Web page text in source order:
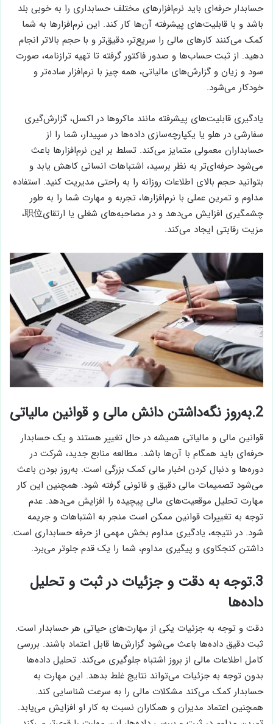
حسابدار حرفه‌ای باید نرم‌افزارهای مختلف حسابداری را به خوبی بلد
باشد و با قابلیت‌های پیشرفته آن‌ها کار کند. این نرم‌افزارها به شما
کمک می‌کنند کارهای مالی را سریع‌تر، دقیق‌تر و با حجم بالاتر انجام
دهید. از ثبت حساب‌ها و صدور فاکتور گرفته تا تهیه ترازنامه، صورت
سود و زیان و گزارش‌های مالیاتی، همه چیز با نرم‌افزار ساده‌تر و
خودکار می‌شود.
یادگیری قابلیت‌های پیشرفته مانند ماکروها در اکسل، گزارش‌گیری
سفارشی در هلو یا یکپارچه‌سازی داده‌ها در سپیدار، شما را از
حسابداران معمولی متمایز می‌کند. تسلط بر این نرم‌افزارها باعث
می‌شود حرفه‌ای‌تر به نظر برسید، اشتباهات انسانی کاهش یابد و
بتوانید حجم بالای اطلاعات روزانه را به راحتی مدیریت کنید. استفاده
مداوم و تمرین عملی با نرم‌افزارها، تجربه و مهارت شما را به طور
چشمگیری افزایش می‌دهد و در مصاحبه‌های شغلی یا ارتقای职位،
مزیت رقابتی ایجاد می‌کند.
2.به‌روز نگه‌داشتن دانش مالی و قوانین مالیاتی
قوانین مالی و مالیاتی همیشه در حال تغییر هستند و یک حسابدار
حرفه‌ای باید همگام با آن‌ها باشد. مطالعه منابع جدید، شرکت در
دوره‌ها و دنبال کردن اخبار مالی کمک بزرگی است. به‌روز بودن باعث
می‌شود تصمیمات مالی دقیق و قانونی گرفته شود. همچنین این کار
مهارت تحلیل موقعیت‌های مالی پیچیده را افزایش می‌دهد. عدم
توجه به تغییرات قوانین ممکن است منجر به اشتباهات و جریمه
شود. در نتیجه، یادگیری مداوم بخش مهمی از حرفه حسابداری است.
داشتن کنجکاوی و پیگیری مداوم، شما را یک قدم جلوتر می‌برد.
3.توجه به دقت و جزئیات در ثبت و تحلیل
داده‌ها
دقت و توجه به جزئیات یکی از مهارت‌های حیاتی هر حسابدار است.
ثبت دقیق داده‌ها باعث می‌شود گزارش‌ها قابل اعتماد باشند. بررسی
کامل اطلاعات مالی از بروز اشتباه جلوگیری می‌کند. تحلیل داده‌ها
بدون توجه به جزئیات می‌تواند نتایج غلط بدهد. این مهارت به
حسابدار کمک می‌کند مشکلات مالی را به سرعت شناسایی کند.
همچنین اعتماد مدیران و همکاران نسبت به کار او افزایش می‌یابد.